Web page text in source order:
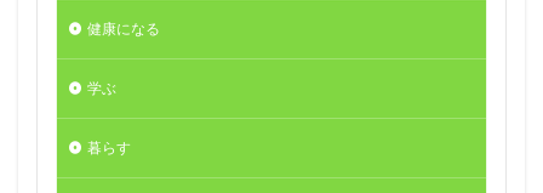
健康になる
学ぶ
暮らす